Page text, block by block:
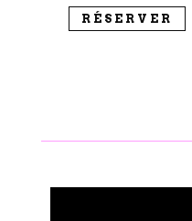
RÉSERVER